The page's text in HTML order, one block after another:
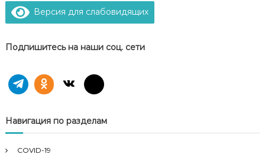
Версия для слабовидящих
Подпишитесь на наши соц. сети
Навигация по разделам
COVID-19